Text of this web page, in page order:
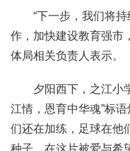
“下一步，我们将
作，加快建设教育强市
体局相关负责人表示。
夕阳西下，之江小
江情，恩育中华魂”标
们还在加练，足球在他
种子，在这片被爱与希